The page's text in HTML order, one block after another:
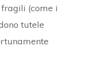
(come i
tutele